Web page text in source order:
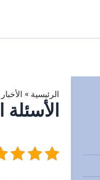
الرئيسية » الأخبار